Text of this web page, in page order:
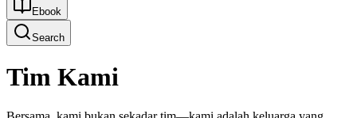
Ebook
Search
Tim Kami